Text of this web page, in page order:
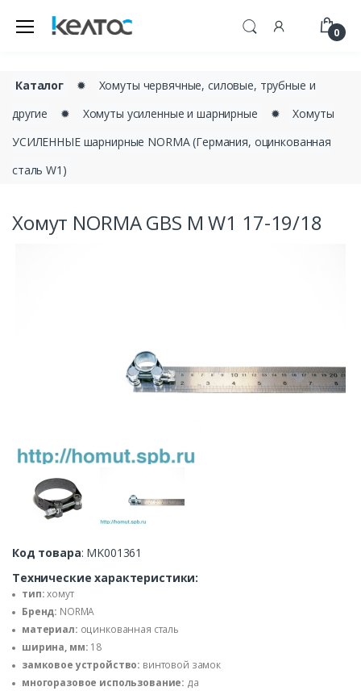
0
Каталог ✹
Хомуты червячные, силовые, трубные и
другие
✹ Хомуты усиленные и шарнирные ✹
Хомуты
УСИЛЕННЫЕ шарнирные NORMA (Германия, оцинкованная
сталь W1)
Хомут NORMA GBS М W1 17-19/18
Код товара: MK001361
Технические характеристики:
тип:хомут
Бренд: NORMA
материал: оцинкованная сталь
ширина, мм: 18
замковое устройство: винтовой замок
многоразовое использование: да